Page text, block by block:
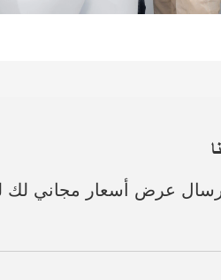
عرض أسعار مجاني لك